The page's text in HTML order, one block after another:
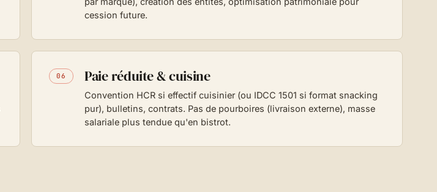
cession future.
06 Paie réduite & cuisine
Convention HCR si effectif cuisinier (ou IDCC 1501 si format snacking
pur), bulletins, contrats. Pas de pourboires (livraison externe), masse
salariale plus tendue qu'en bistrot.